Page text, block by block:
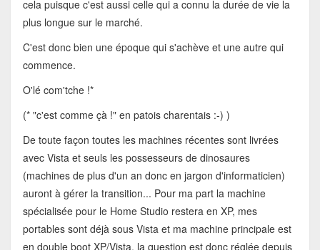
cela puisque c'est aussi celle qui a connu la durée de vie la
plus longue sur le marché.
C'est donc bien une époque qui s'achève et une autre qui
commence.
O'lé com'tche !*
(* "c'est comme çà !" en patois charentais :-) )
De toute façon toutes les machines récentes sont livrées
avec Vista et seuls les possesseurs de dinosaures
(machines de plus d'un an donc en jargon d'informaticien)
auront à gérer la transition... Pour ma part la machine
spécialisée pour le Home Studio restera en XP, mes
portables sont déjà sous Vista et ma machine principale est
en double boot XP/Vista, la question est donc réglée depuis